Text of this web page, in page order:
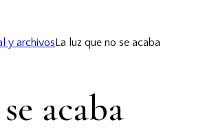
y archivosLa luz que no se acaba
acaba